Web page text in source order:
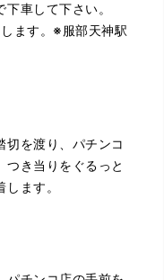
中古品の購入)慣れて
く違う、とても良い
した。この度は、本
が、とても親切丁寧
をいただきました。
機会があれば利用し
車して下さい。
ます。※服部天神駅
切を渡り、パチンコ
つき当りをぐるっと
ます。